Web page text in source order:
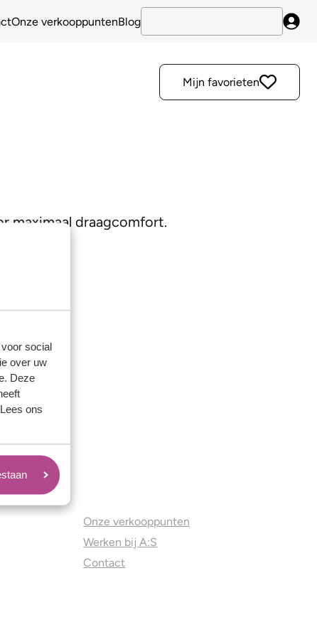
social
over uw
Deze
ons
Onze verkooppuntenBlog
Mijn favorieten
maximaal draagcomfort.
Onze verkooppunten
Werken bij A:S
Contact